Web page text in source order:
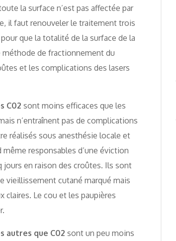
la surface n’est pas affectée par
il faut renouveler le traitement trois
que la totalité de la surface de la
de fractionnement du
et les complications des lasers
C02 sont moins efficaces que les
n’entraînent pas de complications
réalisés sous anesthésie locale et
responsables d’une éviction
jours en raison des croûtes. Ils sont
vieillissement cutané marqué mais
claires. Le cou et les paupières
autres que C02 sont un peu moins